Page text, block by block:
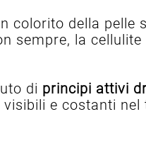
colorito della pelle
sempre, la
di principi attivi
e costanti nel